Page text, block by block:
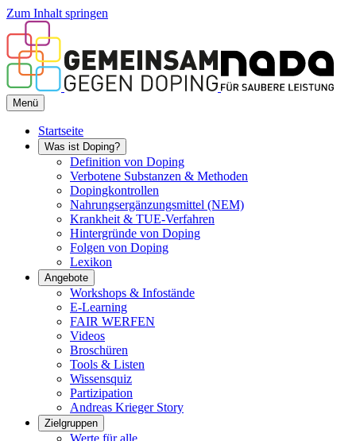
Zum Inhalt springen
Menü
Startseite
Was ist Doping?
Definition von Doping
Verbotene Substanzen & Methoden
Dopingkontrollen
Nahrungsergänzungsmittel (NEM)
Krankheit & TUE-Verfahren
Hintergründe von Doping
Folgen von Doping
Lexikon
Angebote
Workshops & Infostände
E-Learning
FAIR WERFEN
Videos
Broschüren
Tools & Listen
Wissensquiz
Partizipation
Andreas Krieger Story
Zielgruppen
Werte für alle